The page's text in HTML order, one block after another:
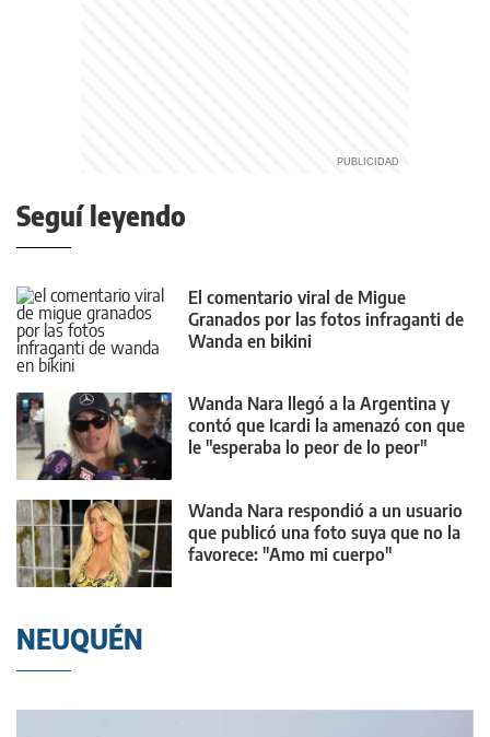
Seguí leyendo
El comentario viral de Migue
Granados por las fotos infraganti de
Wanda en bikini
Wanda Nara llegó a la Argentina y
contó que Icardi la amenazó con que
le "esperaba lo peor de lo peor"
Wanda Nara respondió a un usuario
que publicó una foto suya que no la
favorece: "Amo mi cuerpo"
NEUQUÉN